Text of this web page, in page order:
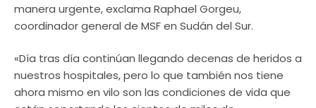
manera urgente, exclama Raphael Gorgeu,
coordinador general de MSF en Sudán del Sur.
«Día tras día continúan llegando decenas de heridos a
nuestros hospitales, pero lo que también nos tiene
ahora mismo en vilo son las condiciones de vida que